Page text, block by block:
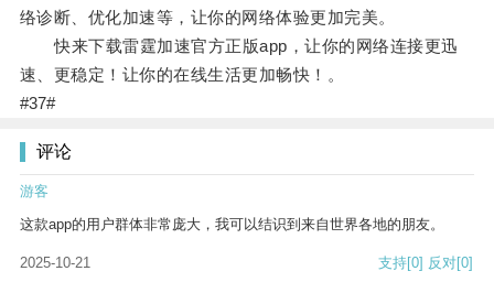
络诊断、优化加速等，让你的网络体验更加完美。
快来下载雷霆加速官方正版app，让你的网络连接更迅
速、更稳定！让你的在线生活更加畅快！。
#37#
评论
游客
这款app的用户群体非常庞大，我可以结识到来自世界各地的朋友。
2025-10-21 支持[0] 反对[0]